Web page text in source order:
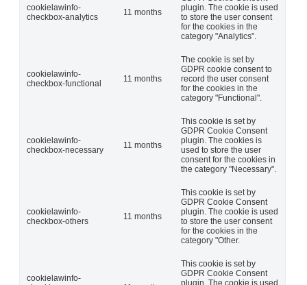
cookielawinfo-
checkbox-analytics
11 months
plugin. The cookie is used
to store the user consent
for the cookies in the
category "Analytics".
cookielawinfo-
checkbox-functional
11 months
The cookie is set by
GDPR cookie consent to
record the user consent
for the cookies in the
category "Functional".
cookielawinfo-
checkbox-necessary
11 months
This cookie is set by
GDPR Cookie Consent
plugin. The cookies is
used to store the user
consent for the cookies in
the category "Necessary".
cookielawinfo-
checkbox-others
11 months
This cookie is set by
GDPR Cookie Consent
plugin. The cookie is used
to store the user consent
for the cookies in the
category "Other.
cookielawinfo-
This cookie is set by
GDPR Cookie Consent